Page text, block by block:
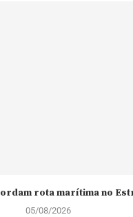
rota marítima no
05/08/2026